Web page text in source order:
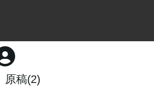
原稿(2)